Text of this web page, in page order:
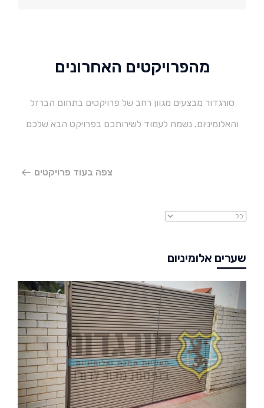
מהפרויקטים האחרונים
סורגדור מבצעים מגוון רחב של פרויקטים בתחום הברזל
והאלומיניום. נשמח לעמוד לשירותכם בפרויקט הבא שלכם
צפה בעוד פרויקטים
שערים אלומיניום